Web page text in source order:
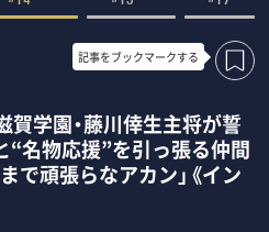
記事をブックマークする
賀学園・藤川倖生主将が誓
“名物応援”を引っ張る仲間
で頑張らなアカン」《イン